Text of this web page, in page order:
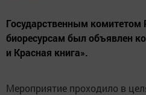
Государственным комитетом
биоресурсам был объявлен
и Красная книга».
Мероприятие проходило в